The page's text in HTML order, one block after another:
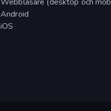
Android
iOS